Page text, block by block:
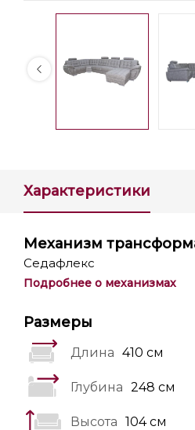
Характеристики
Механизм
Седафлекс
Подробнее о механизмах
Размеры
Длина 410 см
Глубина 248 см
Высота 104 см